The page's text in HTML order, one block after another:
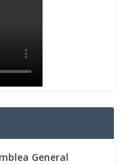
General